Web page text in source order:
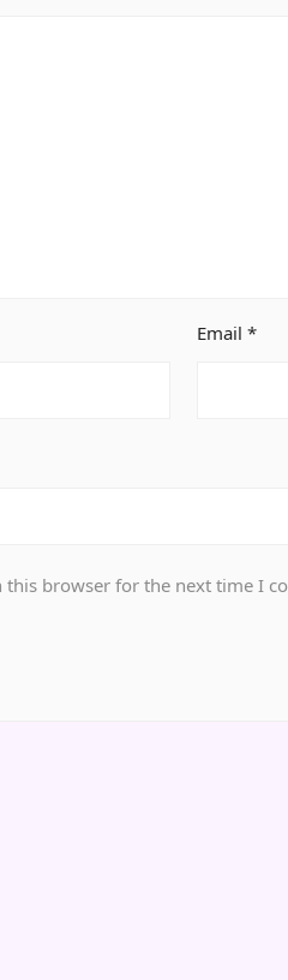
Email *
this browser for the next time I